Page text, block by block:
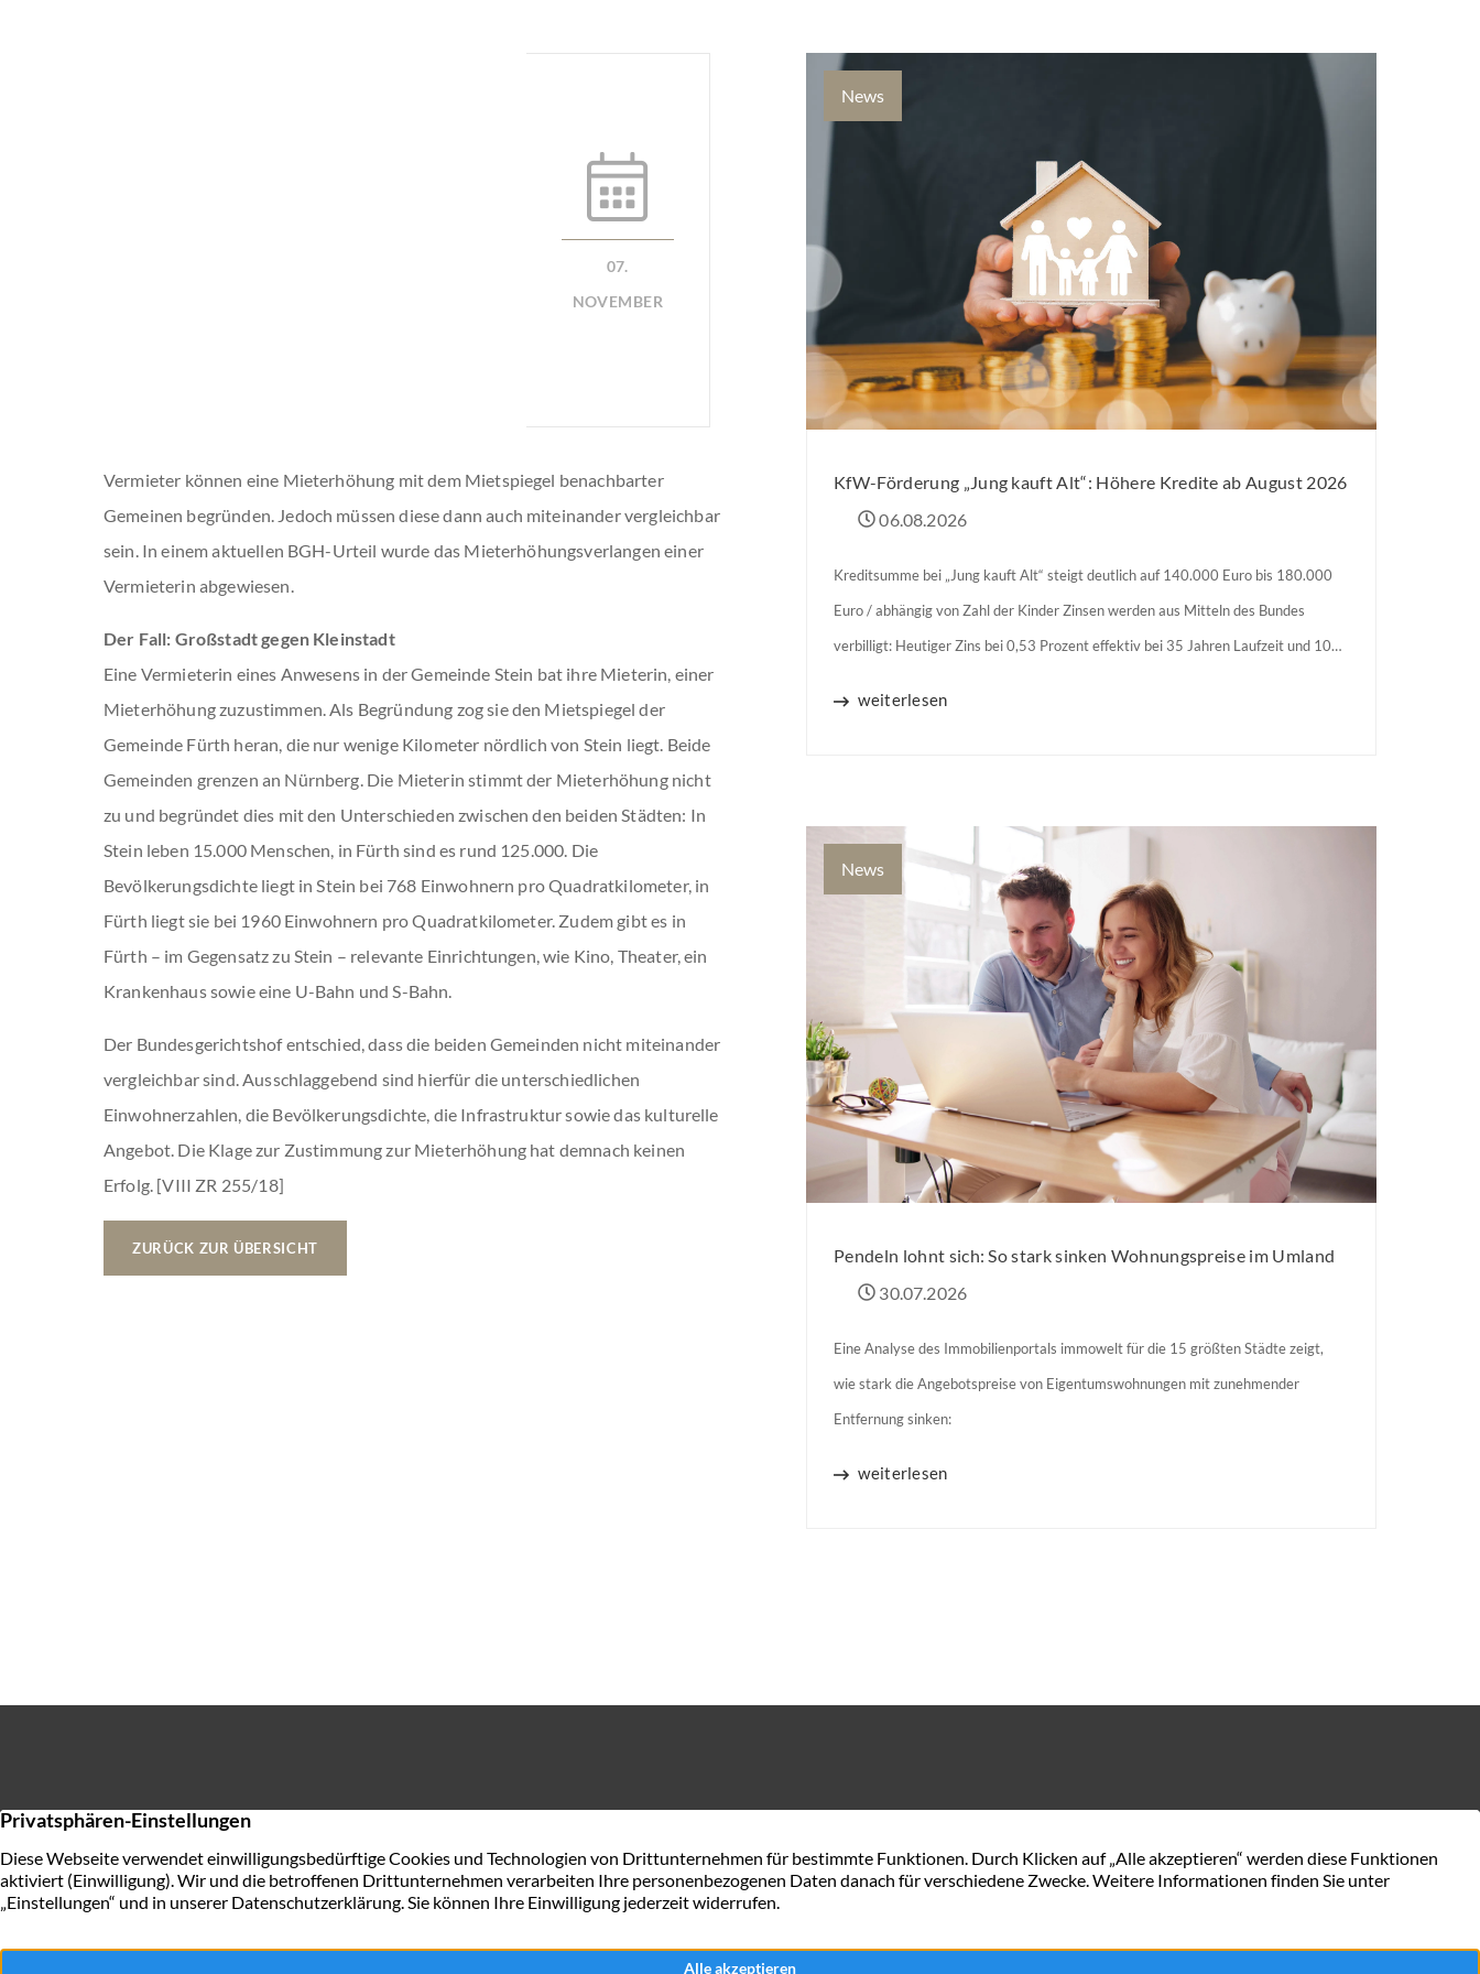
07.
NOVEMBER
Vermieter können eine Mieterhöhung mit dem Mietspiegel benachbarter
Gemeinen begründen. Jedoch müssen diese dann auch miteinander vergleichbar
sein. In einem aktuellen BGH-Urteil wurde das Mieterhöhungsverlangen einer
Vermieterin abgewiesen.
Der Fall: Großstadt gegen Kleinstadt
Eine Vermieterin eines Anwesens in der Gemeinde Stein bat ihre Mieterin, einer
Mieterhöhung zuzustimmen. Als Begründung zog sie den Mietspiegel der
Gemeinde Fürth heran, die nur wenige Kilometer nördlich von Stein liegt. Beide
Gemeinden grenzen an Nürnberg. Die Mieterin stimmt der Mieterhöhung nicht
zu und begründet dies mit den Unterschieden zwischen den beiden Städten: In
Stein leben 15.000 Menschen, in Fürth sind es rund 125.000. Die
Bevölkerungsdichte liegt in Stein bei 768 Einwohnern pro Quadratkilometer, in
Fürth liegt sie bei 1960 Einwohnern pro Quadratkilometer. Zudem gibt es in
Fürth – im Gegensatz zu Stein – relevante Einrichtungen, wie Kino, Theater, ein
Krankenhaus sowie eine U-Bahn und S-Bahn.
Der Bundesgerichtshof entschied, dass die beiden Gemeinden nicht miteinander
vergleichbar sind. Ausschlaggebend sind hierfür die unterschiedlichen
Einwohnerzahlen, die Bevölkerungsdichte, die Infrastruktur sowie das kulturelle
Angebot. Die Klage zur Zustimmung zur Mieterhöhung hat demnach keinen
Erfolg. [VIII ZR 255/18]
ZURÜCK ZUR ÜBERSICHT
News
KfW-Förderung „Jung kauft Alt“: Höhere Kredite ab August 2026
06.08.2026
Kreditsumme bei „Jung kauft Alt“ steigt deutlich auf 140.000 Euro bis 180.000
Euro / abhängig von Zahl der Kinder Zinsen werden aus Mitteln des Bundes
verbilligt: Heutiger Zins bei 0,53 Prozent effektiv bei 35 Jahren Laufzeit und 10
weiterlesen
News
Pendeln lohnt sich: So stark sinken Wohnungspreise im Umland
30.07.2026
Eine Analyse des Immobilienportals immowelt für die 15 größten Städte zeigt,
wie stark die Angebotspreise von Eigentumswohnungen mit zunehmender
Entfernung sinken:
weiterlesen
28757 Bremen
service@maxximmobilien.de
KONTAKT AUFNEHMEN